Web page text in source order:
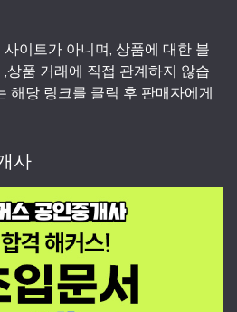
이트가 아니며, 상품에 대한 블
상품 거래에 직접 관계하지 않습
해당 링크를 클릭 후 판매자에게
사